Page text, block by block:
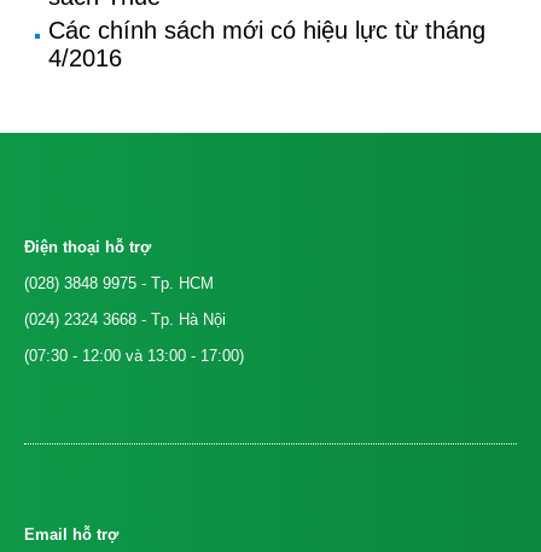
Các chính sách mới có hiệu lực từ tháng
4/2016
Điện thoại hỗ trợ
(028) 3848 9975 - Tp. HCM
(024) 2324 3668 - Tp. Hà Nội
(07:30 - 12:00 và 13:00 - 17:00)
Email hỗ trợ